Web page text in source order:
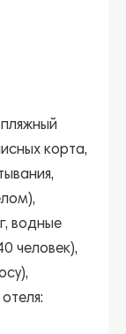
корта,
водные
человек),